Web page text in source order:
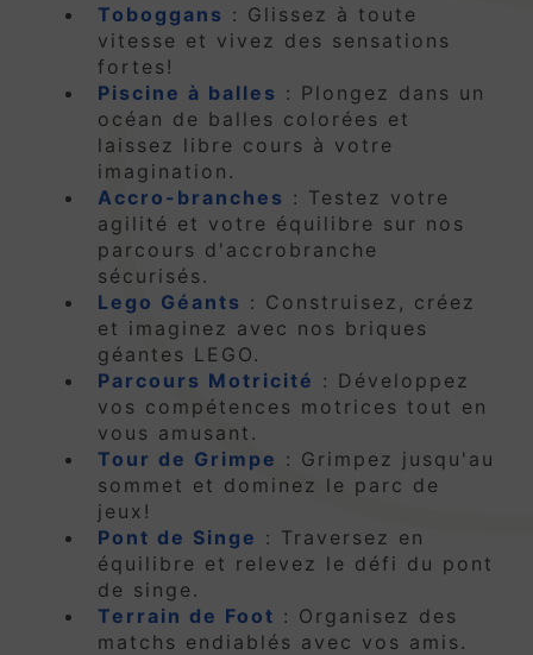
Toboggans : Glissez à toute
vitesse et vivez des sensations
fortes!
Piscine à balles : Plongez dans un
océan de balles colorées et
laissez libre cours à votre
imagination.
Accro-branches : Testez votre
agilité et votre équilibre sur nos
parcours d'accrobranche
sécurisés.
Lego Géants : Construisez, créez
et imaginez avec nos briques
géantes LEGO.
Parcours Motricité : Développez
vos compétences motrices tout en
vous amusant.
Tour de Grimpe : Grimpez jusqu'au
sommet et dominez le parc de
jeux!
Pont de Singe : Traversez en
équilibre et relevez le défi du pont
de singe.
Terrain de Foot : Organisez des
matchs endiablés avec vos amis.